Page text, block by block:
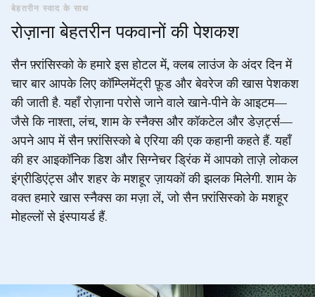
बेहतरीन स्वाद के साथ
रोज़ाना बेहतरीन पकवानों की पेशकश
सैन फ़्रांसिस्को के हमारे इस होटल में, क्लब लाउंज के अंदर दिन में
चार बार आपके लिए कॉम्प्लिमेंट्री फ़ूड और बेवरेज की खास पेशकश
की जाती है. यहाँ रोज़ाना परोसे जाने वाले खाने-पीने के आइटम—
जैसे कि नाश्ता, लंच, शाम के स्नैक्स और कॉकटेल और डेज़र्ट्स—
अपने आप में सैन फ़्रांसिस्को बे एरिया की एक कहानी कहते हैं. यहाँ
की हर आइकॉनिक डिश और सिग्नेचर ड्रिंक में आपको ताज़े लोकल
इंग्रीडिएंट्स और शहर के मशहूर ज़ायकों की झलक मिलेगी. शाम के
वक्त हमारे खास स्नैक्स का मज़ा लें, जो सैन फ़्रांसिस्को के मशहूर
मोहल्लों से इंस्पायर्ड हैं.